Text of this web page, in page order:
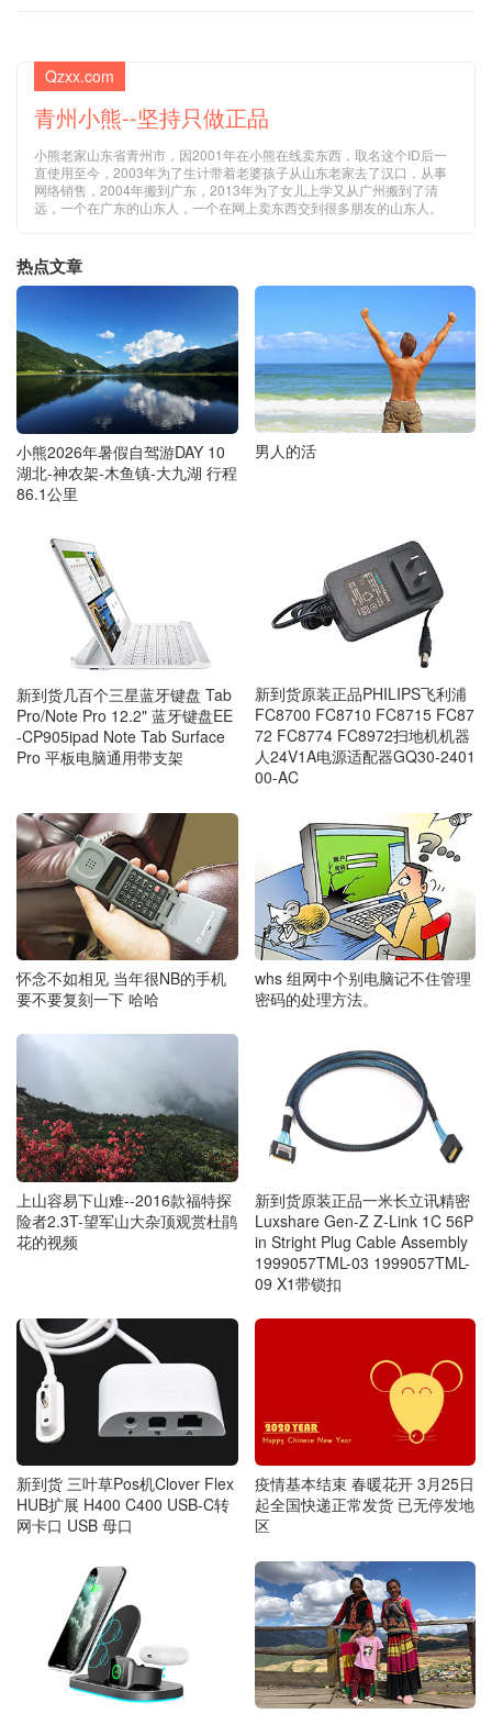
Qzxx.com
青州小熊--坚持只做正品
小熊老家山东省青州市，因2001年在小熊在线卖东西，取名这个ID后一
直使用至今，2003年为了生计带着老婆孩子从山东老家去了汉口，从事
网络销售，2004年搬到广东，2013年为了女儿上学又从广州搬到了清
远，一个在广东的山东人，一个在网上卖东西交到很多朋友的山东人。
热点文章
小熊2026年暑假自驾游DAY 10
湖北-神农架-木鱼镇-大九湖 行程
86.1公里
男人的活
新到货几百个三星蓝牙键盘 Tab
Pro/Note Pro 12.2" 蓝牙键盘EE
-CP905ipad Note Tab Surface
Pro 平板电脑通用带支架
新到货原装正品PHILIPS飞利浦
FC8700 FC8710 FC8715 FC87
72 FC8774 FC8972扫地机机器
人24V1A电源适配器GQ30-2401
00-AC
怀念不如相见 当年很NB的手机
要不要复刻一下 哈哈
whs 组网中个别电脑记不住管理
密码的处理方法。
上山容易下山难--2016款福特探
险者2.3T-望军山大杂顶观赏杜鹃
花的视频
新到货原装正品一米长立讯精密
Luxshare Gen-Z Z-Link 1C 56P
in Stright Plug Cable Assembly
1999057TML-03 1999057TML-
09 X1带锁扣
新到货 三叶草Pos机Clover Flex
HUB扩展 H400 C400 USB-C转
网卡口 USB 母口
疫情基本结束 春暖花开 3月25日
起全国快递正常发货 已无停发地
区